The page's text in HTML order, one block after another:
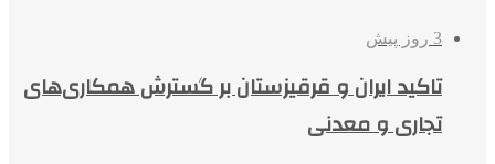
3 روز پیش
تاکید ایران و قرقیزستان بر گسترش همکاری‌های
تجاری و معدنی